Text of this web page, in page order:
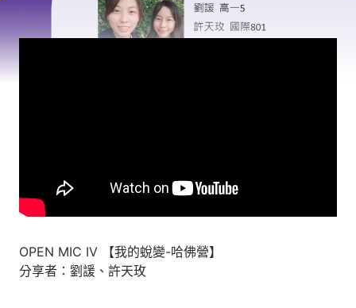
OPEN MIC IV 【我的蛻變-哈佛營】
分享者：劉諼、許天玫